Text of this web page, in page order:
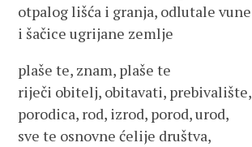
otpalog lišća i granja, odlutale vune
i šačice ugrijane zemlje
plaše te, znam, plaše te
riječi obitelj, obitavati, prebivalište,
porodica, rod, izrod, porod, urod,
sve te osnovne ćelije društva,